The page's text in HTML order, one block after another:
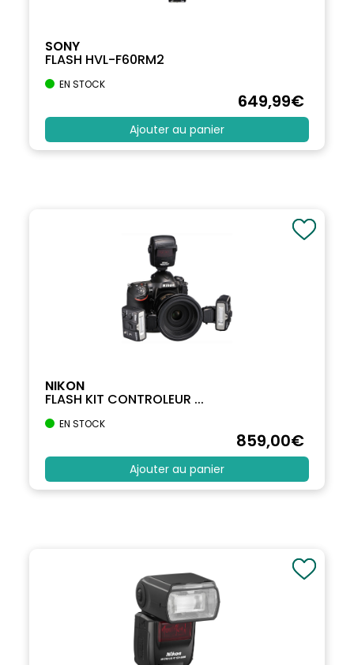
SONY
FLASH HVL-F60RM2
EN STOCK
649,99€
Ajouter au panier
NIKON
FLASH KIT CONTROLEUR ...
EN STOCK
859,00€
Ajouter au panier